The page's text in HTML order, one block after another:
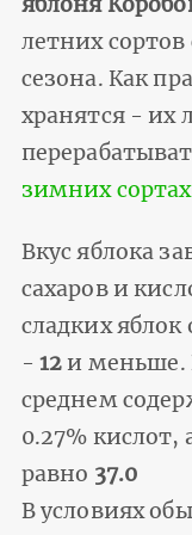
летних сортов
сезона. Как
хранятся - их
зимних
Вкус яблока
сахаров и
сладких
- 12и меньше.
среднем
0.27%
равно 37.0
В условиях